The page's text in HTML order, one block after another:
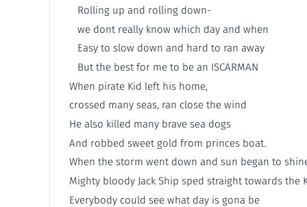
Rolling up and rolling down-
we dont really know which day and when
Easy to slow down and hard to ran away
But the best for me to be an ISCARMAN
When pirate Kid left his home,
crossed many seas, ran close the wind
He also killed many brave sea dogs
And robbed sweet gold from princes boat.
When the storm went down and sun began to
Mighty bloody Jack Ship sped straight towards the
Everybody could see what day is gona be